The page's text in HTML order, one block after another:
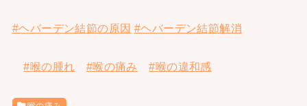
#ヘバーデン結節の原因 #ヘバーデン結節解消
#喉の腫れ #喉の痛み #喉の違和感